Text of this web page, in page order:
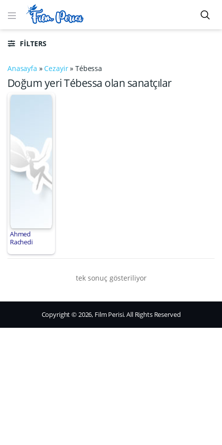
FILTERS
Anasayfa »Cezayir»Tébessa
Doğum yeri Tébessa olan sanatçılar
Ahmed
Rachedi
tek sonuç gösteriliyor
Copyright © 2026, Film Perisi. All Rights Reserved